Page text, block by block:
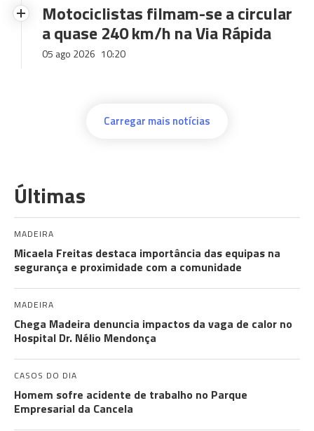
Motociclistas filmam-se a circular
a quase 240 km/h na Via Rápida
05 ago 2026 10:20
Carregar mais notícias
Últimas
MADEIRA
Micaela Freitas destaca importância das equipas na
segurança e proximidade com a comunidade
MADEIRA
Chega Madeira denuncia impactos da vaga de calor no
Hospital Dr. Nélio Mendonça
CASOS DO DIA
Homem sofre acidente de trabalho no Parque
Empresarial da Cancela